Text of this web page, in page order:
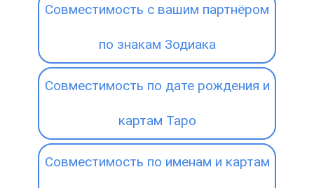
Совместимость с вашим партнёром
по знакам Зодиака
Совместимость по дате рождения и
картам Таро
Совместимость по именам и картам